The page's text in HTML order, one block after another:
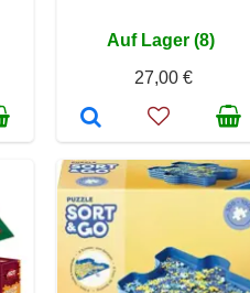
Auf Lager (8)
27,00 €